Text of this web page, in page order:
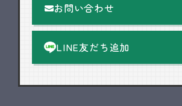
お問い合わせ
LINE友だち追加